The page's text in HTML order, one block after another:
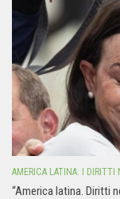
AMERICA LATINA: I DIRITTI
“America latina. Diritti